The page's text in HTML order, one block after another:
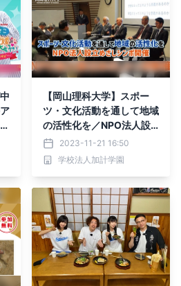
【岡山理科大学】スポー
ツ・文化活動を通して地域
の活性化を／NPO法人設
立めざしシンポ開催
2023-11-21 16:50
学校法人加計学園